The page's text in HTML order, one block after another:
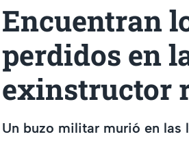
Encuentran
perdidos en
exinstructor
Un buzo militar murió en las